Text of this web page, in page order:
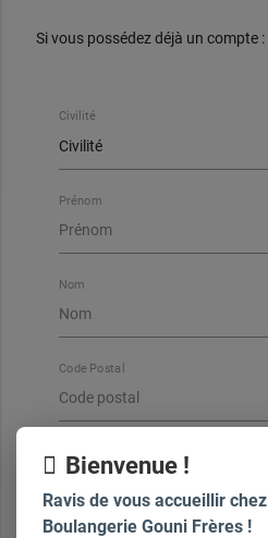
Si vous possédez déjà un compte :
Civilité
Prénom
Nom
Code Postal
Ville
Bienvenue !
Ravis de vous accueillir chez
Boulangerie Gouni Frères !